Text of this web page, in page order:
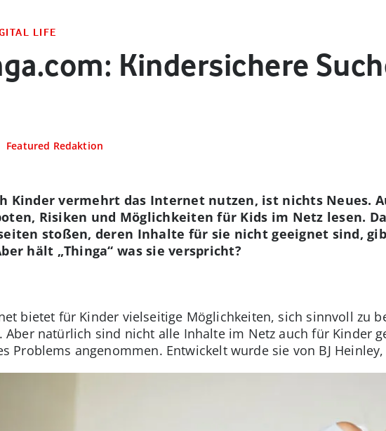
LIFE
Kindersichere
Featured Redaktion
Kinder vermehrt das Internet nutzen, ist nichts Neues.
Risiken und Möglichkeiten für Kids im Netz lesen.
stoßen, deren Inhalte für sie nicht geeignet sind,
hält „Thinga“ was sie verspricht?
bietet für Kinder vielseitige Möglichkeiten, sich sinnvoll zu
Aber natürlich sind nicht alle Inhalte im Netz auch für Kinder
Problems angenommen. Entwickelt wurde sie von BJ